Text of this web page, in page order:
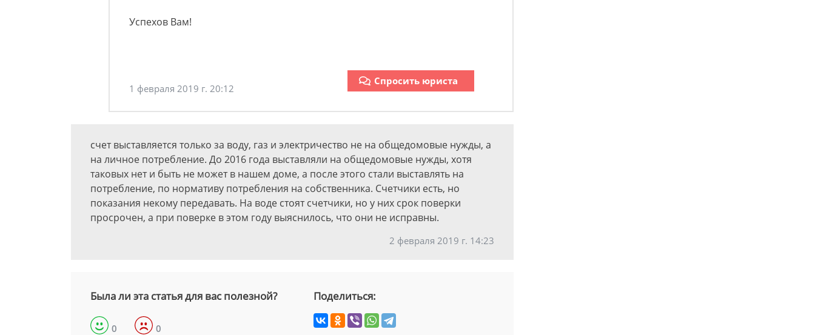
Успехов Вам!
1 февраля 2019 г. 20:12
Спросить юриста
счет выставляется только за воду, газ и электричество не на общедомовые нужды, а
на личное потребление. До 2016 года выставляли на общедомовые нужды, хотя
таковых нет и быть не может в нашем доме, а после этого стали выставлять на
потребление, по нормативу потребления на собственника. Счетчики есть, но
показания некому передавать. На воде стоят счетчики, но у них срок поверки
просрочен, а при поверке в этом году выяснилось, что они не исправны.
2 февраля 2019 г. 14:23
Была ли эта статья для вас полезной?
0 0
Поделиться: